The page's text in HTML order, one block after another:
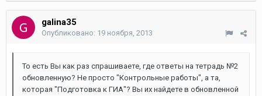
galina35
Опубликовано: 19 ноября, 2013
То есть Вы как раз спрашиваете, где ответы на тетрадь №2
обновленную? Не просто "Контрольные работы", а та,
которая "Подготовка к ГИА"? Вы их найдете в обновленной